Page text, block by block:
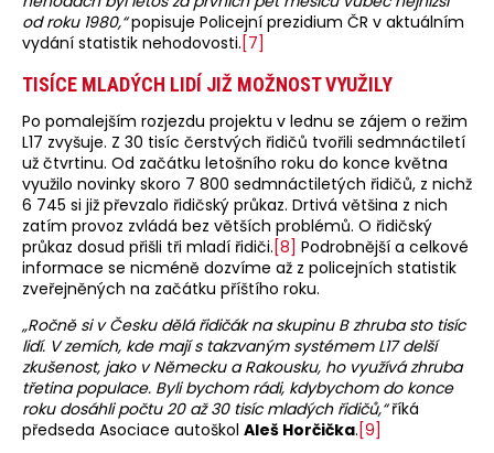
od roku 1980,“popisuje Policejní prezidium ČR v aktuálním
vydání statistik nehodovosti. [7]
TISÍCE MLADÝCH LIDÍ JIŽ MOŽNOST VYUŽILY
Po pomalejším rozjezdu projektu v lednu se zájem o režim
L17 zvyšuje. Z 30 tisíc čerstvých řidičů tvořili sedmnáctiletí
už čtvrtinu. Od začátku letošního roku do konce května
využilo novinky skoro 7 800 sedmnáctiletých řidičů, z nichž
6 745 si již převzalo řidičský průkaz. Drtivá většina z nich
zatím provoz zvládá bez větších problémů. O řidičský
průkaz dosud přišli tři mladí řidiči. [8] Podrobnější a celkové
informace se nicméně dozvíme až z policejních statistik
zveřejněných na začátku příštího roku.
„Ročně si v Česku dělá řidičák na skupinu B zhruba sto tisíc
lidí. V zemích, kde mají s takzvaným systémem L17 delší
zkušenost, jako v Německu a Rakousku, ho využívá zhruba
třetina populace. Byli bychom rádi, kdybychom do konce
roku dosáhli počtu 20 až 30 tisíc mladých řidičů,“říká
předseda Asociace autoškol Aleš Horčička. [9]